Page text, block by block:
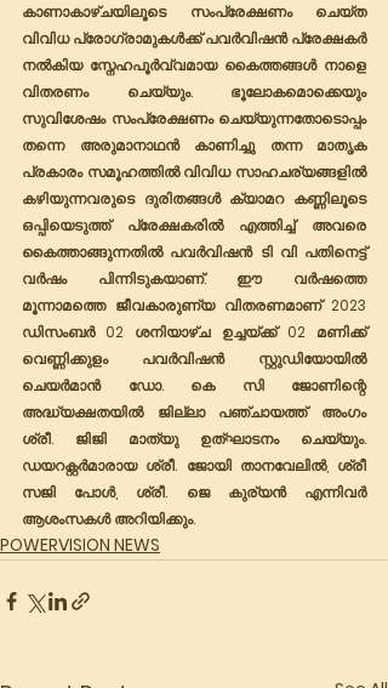
കാണാകാഴ്ചയിലൂടെ സംപ്രേക്ഷണം ചെയ്ത
വിവിധ പ്രോഗ്രാമുകൾക്ക് പവർവിഷൻ പ്രേക്ഷകർ
നൽകിയ സ്നേഹപൂർവ്വമായ കൈത്തങ്ങൾ നാളെ
വിതരണം ചെയ്യും. ഭൂലോകമൊക്കെയും
സുവിശേഷം സംപ്രേക്ഷണം ചെയ്യുന്നതോടൊപ്പം
തന്നെ അരുമാനാഥൻ കാണിച്ചു തന്ന മാതൃക
പ്രകാരം സമൂഹത്തിൽ വിവിധ സാഹചര്യങ്ങളിൽ
കഴിയുന്നവരുടെ ദുരിതങ്ങൾ ക്യാമറ കണ്ണിലൂടെ
ഒപ്പിയെടുത്ത് പ്രേക്ഷകരിൽ എത്തിച്ച് അവരെ
കൈത്താങ്ങുന്നതിൽ പവർവിഷൻ ടി വി പതിനെട്ട്
വർഷം പിന്നിടുകയാണ്. ഈ വർഷത്തെ
മൂന്നാമത്തെ ജീവകാരുണ്യ വിതരണമാണ് 2023
ഡിസംബർ 02 ശനിയാഴ്ച ഉച്ചയ്ക്ക് 02 മണിക്ക്
വെണ്ണിക്കുളം പവർവിഷൻ സ്റ്റുഡിയോയിൽ
ചെയർമാൻ ഡോ. കെ സി ജോണിന്റെ
അദ്ധ്യക്ഷതയിൽ ജില്ലാ പഞ്ചായത്ത് അംഗം
ശ്രീ. ജിജി മാത്യു ഉത്ഘാടനം ചെയ്യും.
ഡയറക്റ്റർമാരായ ശ്രീ. ജോയി താനവേലിൽ, ശ്രീ
സജി പോൾ, ശ്രീ. ജെ കുര്യൻ എന്നിവർ
ആശംസകൾ അറിയിക്കും.
POWERVISION NEWS